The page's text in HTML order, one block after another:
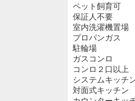
ペット飼育可
保証人不要
室内洗濯機置場
プロパンガス
駐輪場
ガスコンロ
コンロ２口以上
システムキッチ
対面式キッチン